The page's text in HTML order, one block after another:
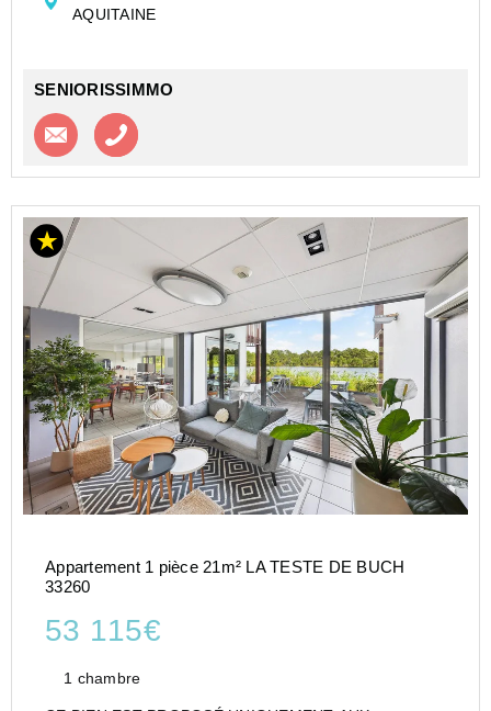
ALL SUITES STUDY - BÉCQUEREL -PESSAC - ALL
AQUITAINE
SENIORISSIMMO
Contacter l'agence
Appartement 1 pièce 21m² LA TESTE DE BUCH
33260
53 115€
1 chambre